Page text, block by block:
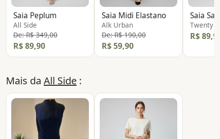
Saia Peplum
All Side
De: R$ 349,00
R$ 89,90
Saia Midi Elastano
Alk Urban
De: R$ 190,00
R$ 59,90
Saia
Twenty
R$
Mais da All Side :